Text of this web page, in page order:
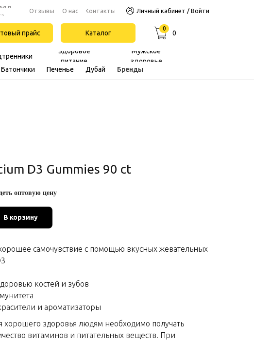
Каталог
Контакты
и
О нас
0
0
Здоровое
питание
Мужское
здоровье
Бренды
Батончики Дубай
Печенье
прайс
Отзывы Личный кабинет / Войти
D3 Gummies 90 ct
оптовую цену
В корзину
самочувствие с помощью вкусных жевательных
костей и зубов
и ароматизаторы
хорошего здоровья людям необходимо получать
витаминов и питательных веществ. При